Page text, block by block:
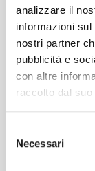
analizzare il
informazioni
nostri partner
pubblicità e
con altre
raccolto dal
delNecessari